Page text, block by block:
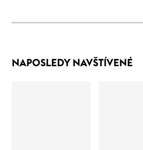
NAPOSLEDY NAVŠTÍVENÉ